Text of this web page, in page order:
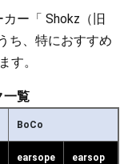
ー「 Shokz（旧
ち、特におすすめ
す。
一覧
BoCo
earsope
earsop